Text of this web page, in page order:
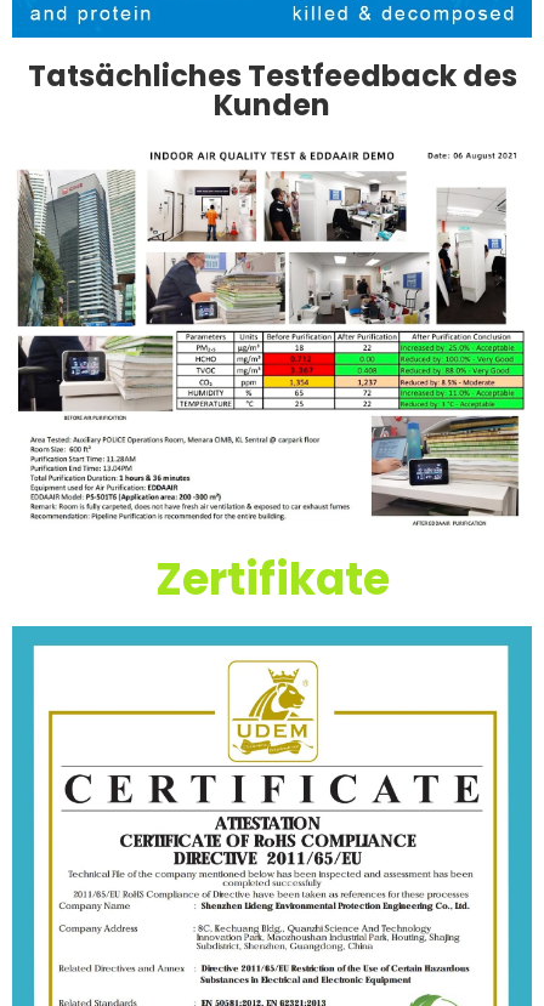
Tatsächliches Testfeedback des
Kunden
Zertifikate